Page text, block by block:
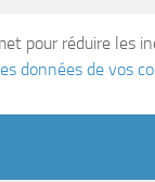
pour réduire les
données de vos